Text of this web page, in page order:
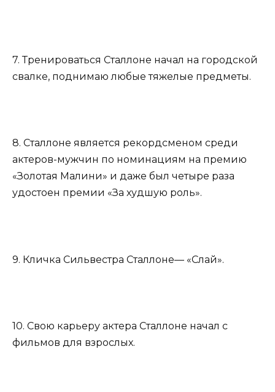
7. Тренироваться Сталлоне начал на городской
свалке, поднимаю любые тяжелые предметы.
8. Сталлоне является рекордсменом среди
актеров-мужчин по номинациям на премию
«Золотая Малини» и даже был четыре раза
удостоен премии «За худшую роль».
9. Кличка Сильвестра Сталлоне— «Слай».
10. Свою карьеру актера Сталлоне начал с
фильмов для взрослых.